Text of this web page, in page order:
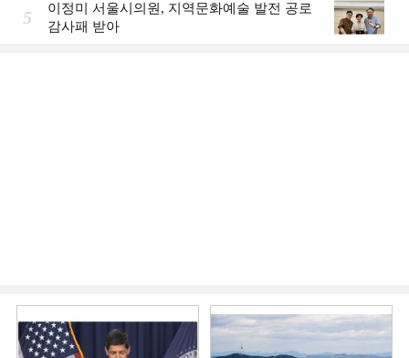
5
이정미 서울시의원, 지역문화예술 발전 공로
감사패 받아